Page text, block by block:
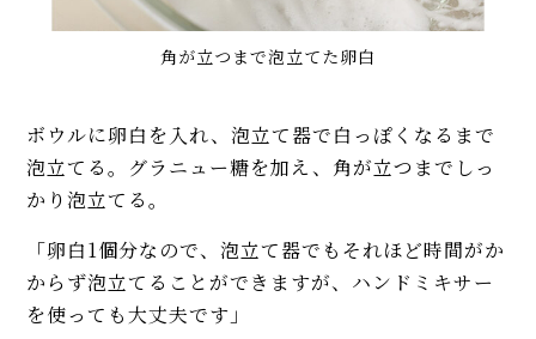
角が立つまで泡立てた卵白
ボウルに卵白を入れ、泡立て器で白っぽくなるまで
泡立てる。グラニュー糖を加え、角が立つまでしっ
かり泡立てる。
「卵白1個分なので、泡立て器でもそれほど時間がか
からず泡立てることができますが、ハンドミキサー
を使っても大丈夫です」